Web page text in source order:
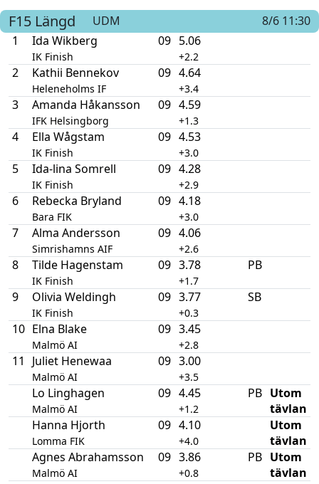
F15 Längd UDM
8/6 11:30
1
Ida Wikberg
IK Finish
09 5.06
+2.2
2 Kathii Bennekov
Heleneholms IF
09 4.64
+3.4
3 Amanda Håkansson
IFK Helsingborg
09 4.59
+1.3
4 Ella Wågstam
IK Finish
09 4.53
+3.0
5 Ida-lina Somrell
IK Finish
09 4.28
+2.9
6 Rebecka Bryland
Bara FIK
09 4.18
+3.0
7 Alma Andersson
Simrishamns AIF
09 4.06
+2.6
8 Tilde Hagenstam
IK Finish
09 3.78
+1.7
PB
9 Olivia Weldingh
IK Finish
09 3.77
+0.3
SB
10 Elna Blake
Malmö AI
09 3.45
+2.8
11 Juliet Henewaa
Malmö AI
09 3.00
+3.5
Lo Linghagen
Malmö AI
09 4.45
+1.2
PB Utom
tävlan
Hanna Hjorth
Lomma FIK
09 4.10
+4.0
Utom
tävlan
Agnes Abrahamsson
Malmö AI
09 3.86
+0.8
PB Utom
tävlan